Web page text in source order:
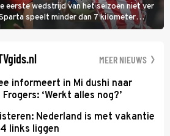
eerste wedstrijd van het seizoen niet ver
speelt minder dan 7 kilometer
de Spaanse spits Nacho Ferri aan van
MEER NIEUWS
informeert in Mi dushi naar
‘Werkt alles nog?’
Nederland is met vakantie
links liggen